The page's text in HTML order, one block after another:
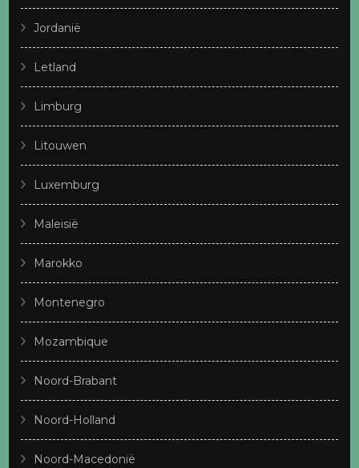
Jordanië
Letland
Limburg
Litouwen
Luxemburg
Maleisië
Marokko
Montenegro
Mozambique
Noord-Brabant
Noord-Holland
Noord-Macedonië